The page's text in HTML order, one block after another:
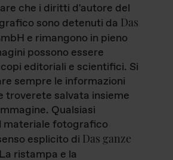
che i diritti d'autore del
sono detenuti da Das
e rimangono in pieno
possono essere
editoriali e scientifici. Si
sempre le informazioni
troverete salvata insieme
Qualsiasi
materiale fotografico
esplicito di Das ganze
ristampa e la